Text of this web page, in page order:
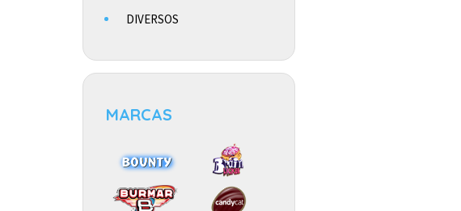
DIVERSOS
MARCAS